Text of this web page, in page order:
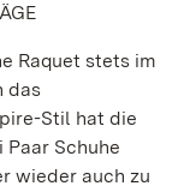
Raquet stets im
das
Stil hat die
Schuhe
wieder auch zu